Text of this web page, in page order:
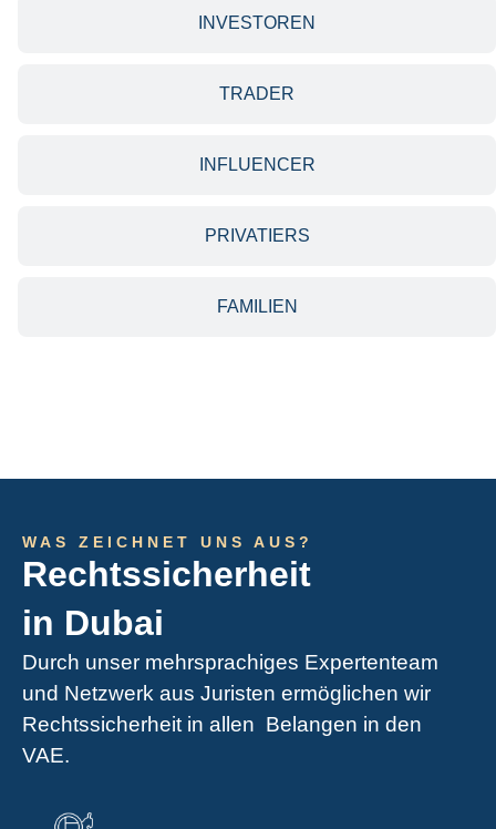
INVESTOREN
TRADER
INFLUENCER
PRIVATIERS
FAMILIEN
WAS ZEICHNET UNS AUS?
Rechtssicherheit
in Dubai
Durch unser mehrsprachiges Expertenteam
und Netzwerk aus Juristen ermöglichen wir
Rechtssicherheit in allen Belangen in den
VAE.